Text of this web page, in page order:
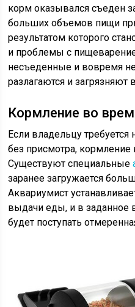
корм оказывался съеден
больших объемов пищи
результатом которого
и проблемы с
несъеденные и вовремя
разлагаются и загрязняют
Кормление во
Если владельцу требуется
без присмотра,
Существуют специальные
заранее загружается
Аквариумист
выдачи еды, и в заданное
будет поступать